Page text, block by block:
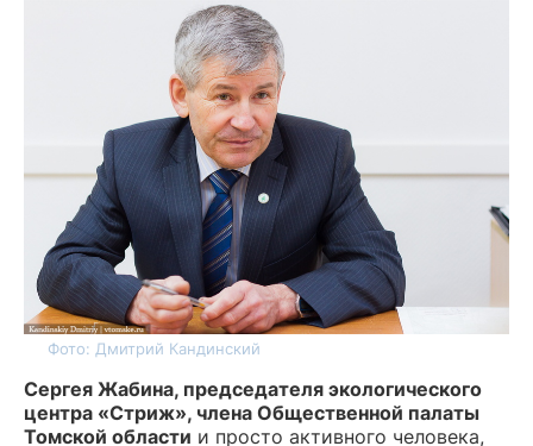
Фото: Дмитрий Кандинский
Сергея Жабина, председателя экологического
центра «Стриж», члена Общественной палаты
Томской области и просто активного человека,